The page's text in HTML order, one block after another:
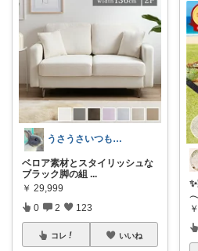
うさうさいつもご訪問ありがとうです🐰✨
ベロア素材とスタイリッシュな
ブラック脚の組 ...
￥ 29,999
0 2 123
コレ いいね
￥